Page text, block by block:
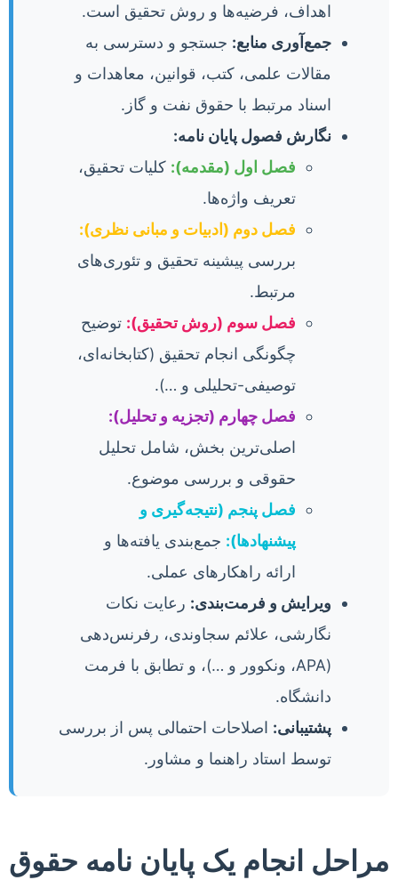
اهداف، فرضیه‌ها و روش تحقیق است.
جمع‌آوری منابع: جستجو و دسترسی به
مقالات علمی، کتب، قوانین، معاهدات و
اسناد مرتبط با حقوق نفت و گاز.
نگارش فصول پایان نامه:
فصل اول (مقدمه): کلیات تحقیق،
تعریف واژه‌ها.
فصل دوم (ادبیات و مبانی نظری):
بررسی پیشینه تحقیق و تئوری‌های
مرتبط.
فصل سوم (روش تحقیق): توضیح
چگونگی انجام تحقیق (کتابخانه‌ای،
توصیفی-تحلیلی و …).
فصل چهارم (تجزیه و تحلیل):
اصلی‌ترین بخش، شامل تحلیل
حقوقی و بررسی موضوع.
فصل پنجم (نتیجه‌گیری و
پیشنهادها): جمع‌بندی یافته‌ها و
ارائه راهکارهای عملی.
ویرایش و فرمت‌بندی: رعایت نکات
نگارشی، علائم سجاوندی، رفرنس‌دهی
(APA، ونکوور و …)، و تطابق با فرمت
دانشگاه.
پشتیبانی: اصلاحات احتمالی پس از بررسی
توسط استاد راهنما و مشاور.
مراحل انجام یک پایان نامه حقوق